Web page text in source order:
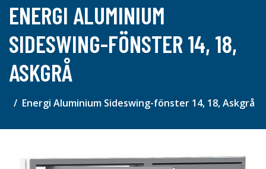
ENERGI ALUMINIUM
SIDESWING-FÖNSTER 14, 18,
ASKGRÅ
Energi Aluminium Sideswing-fönster 14, 18, Askgrå